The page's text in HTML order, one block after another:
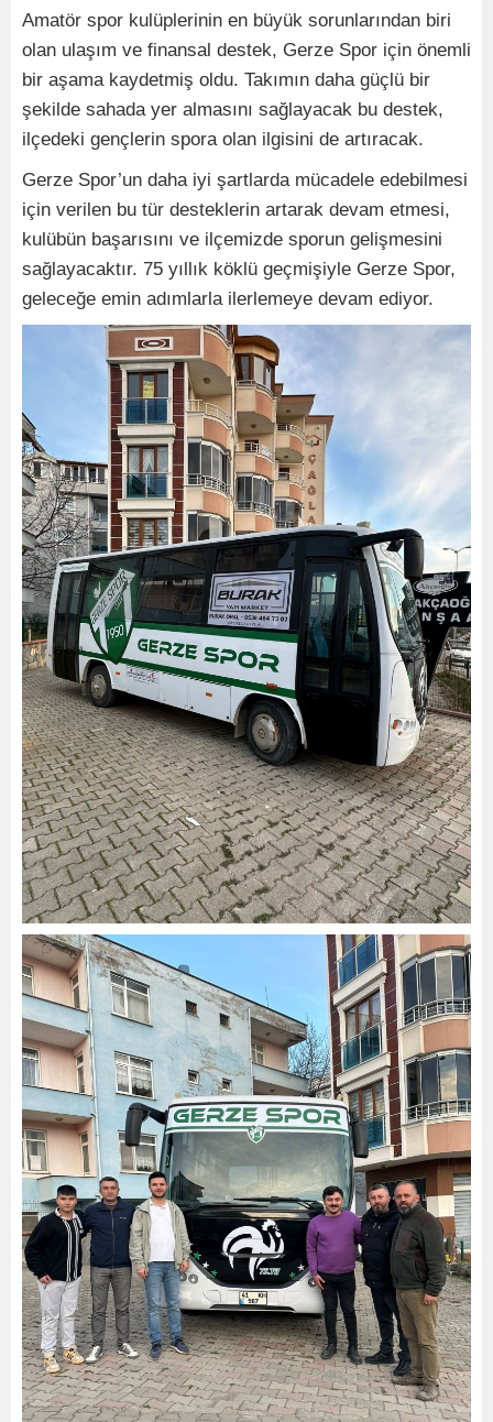
Amatör spor kulüplerinin en büyük sorunlarından biri
olan ulaşım ve finansal destek, Gerze Spor için önemli
bir aşama kaydetmiş oldu. Takımın daha güçlü bir
şekilde sahada yer almasını sağlayacak bu destek,
ilçedeki gençlerin spora olan ilgisini de artıracak.
Gerze Spor’un daha iyi şartlarda mücadele edebilmesi
için verilen bu tür desteklerin artarak devam etmesi,
kulübün başarısını ve ilçemizde sporun gelişmesini
sağlayacaktır. 75 yıllık köklü geçmişiyle Gerze Spor,
geleceğe emin adımlarla ilerlemeye devam ediyor.